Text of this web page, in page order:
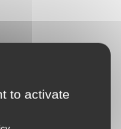
to activate